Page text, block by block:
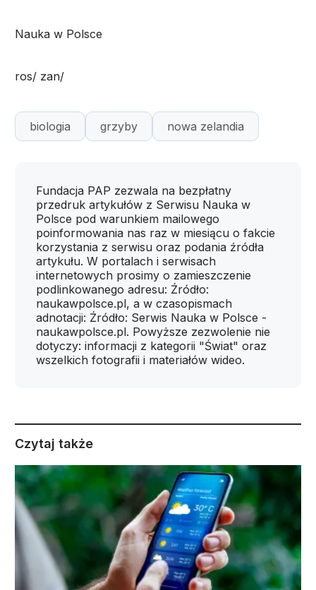
Nauka w Polsce
ros/ zan/
biologia grzyby nowa zelandia
Fundacja PAP zezwala na bezpłatny
przedruk artykułów z Serwisu Nauka w
Polsce pod warunkiem mailowego
poinformowania nas raz w miesiącu o fakcie
korzystania z serwisu oraz podania źródła
artykułu. W portalach i serwisach
internetowych prosimy o zamieszczenie
podlinkowanego adresu: Źródło:
naukawpolsce.pl, a w czasopismach
adnotacji: Źródło: Serwis Nauka w Polsce -
naukawpolsce.pl. Powyższe zezwolenie nie
dotyczy: informacji z kategorii "Świat" oraz
wszelkich fotografii i materiałów wideo.
Czytaj także